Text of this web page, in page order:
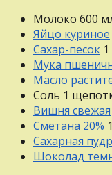
Молоко 600
Яйцо куриное
Сахар-песок 1
Мука
Масло
Соль 1
Вишня свежая
Сметана 20% 1
Сахарная
Шоколад